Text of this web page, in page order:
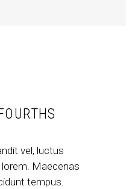
vel, luctus
lorem. Maecenas
tempus.